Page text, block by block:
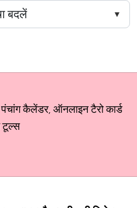
कैलेंडर, ऑनलाइन टैरो कार्ड
टूल्स